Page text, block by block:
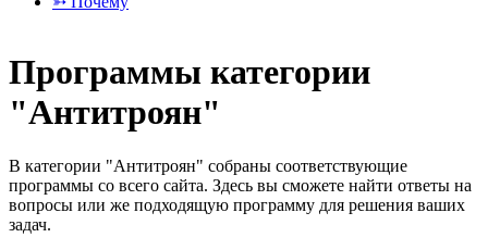
Программы категории
"Антитроян"
В категории "Антитроян" собраны соответствующие
программы со всего сайта. Здесь вы сможете найти ответы на
вопросы или же подходящую программу для решения ваших
задач.